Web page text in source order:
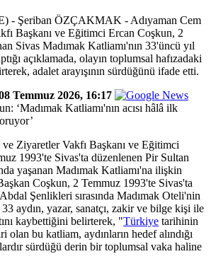
- Şeriban ÖZÇAKMAK - Adıyaman Cem
Başkanı ve Eğitimci Ercan Coşkun, 2
Sivas Madımak Katliamı'nın 33'üncü yıl
açıklamada, olayın toplumsal hafızadaki
adalet arayışının sürdüğünü ifade etti.
Temmuz 2026, 16:17
Ziyaretler Vakfı Başkanı ve Eğitimci
1993'te Sivas'ta düzenlenen Pir Sultan
yaşanan Madımak Katliamı'na ilişkin
Coşkun, 2 Temmuz 1993'te Sivas'ta
Şenlikleri sırasında Madımak Oteli'nin
aydın, yazar, sanatçı, zakir ve bilge kişi ile
kaybettiğini belirterek, "Türkiye tarihinin
olan bu katliam, aydınların hedef alındığı
sürdüğü derin bir toplumsal vaka haline